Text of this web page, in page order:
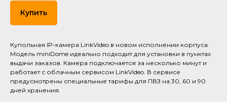
Купить
Купольная IP-камера LinkVideo в новом исполнении корпуса.
Модель miniDome идеально подходит для установки в пунктах
выдачи заказов. Камера подключается за несколько минут и
работает с облачным сервисом LinkVideo. В сервисе
предусмотрены специальные тарифы для ПВЗ на 30, 60 и 90
дней хранения.